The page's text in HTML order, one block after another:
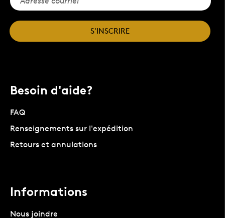
S'INSCRIRE
Besoin d'aide?
FAQ
Renseignements sur l'expédition
Retours et annulations
Informations
Nous joindre